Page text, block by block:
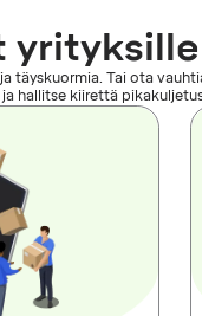
yrityksille
täyskuormia. Tai ota
hallitse kiirettä